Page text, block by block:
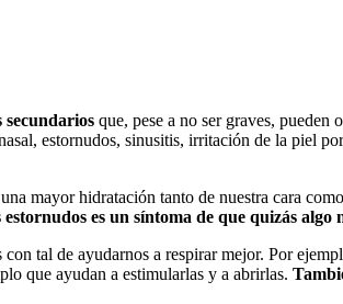
secundarios que, pese a no ser graves, pueden
estornudos, sinusitis, irritación de la piel
mayor hidratación tanto de nuestra cara
es un síntoma de que quizás algo
tal de ayudarnos a respirar mejor. Por
que ayudan a estimularlas y a abrirlas.